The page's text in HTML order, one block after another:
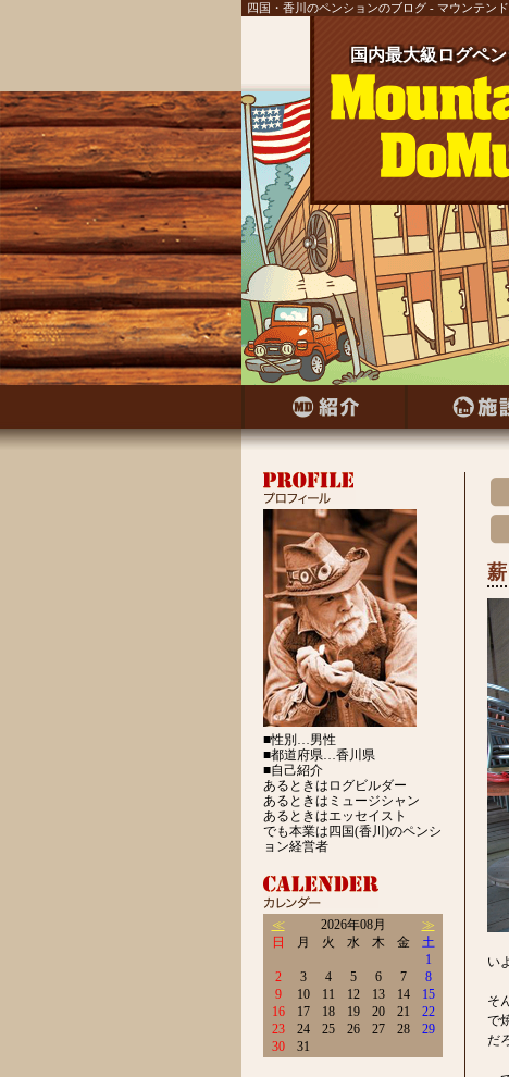
四国・香川のペンションのブログ - マウンテン
国内最大級ログペ
国内最大級ログペン
国内最大級ログペ
国内最大級ログペ
国内最大級ログペ
国内最大級ログペ
国内最大級ログペ
国内最大級ログペ
国内最大級ログペン
国内最大級ログペ
国内最大級ログペ
国内最大級ログペ
国内最大級ログペ
国内最大級ログペ
国内最大級ログペ
国内最大級ログペ
国内最大級ログペ
国内最大級ログペ
国内最大級ログペ
国内最大級ログペ
国内最大級ログペ
国内最大級ログペ
国内最大級ログペ
国内最大級ログペ
国内最大級ログペ
■性別…男性
■都道府県…香川県
■自己紹介
あるときはログビルダー
あるときはミュージシャン
あるときはエッセイスト
でも本業は四国(香川)のペンシ
ョン経営者
≪ 2026年08月
≫
日
月 火 水 木 金
土
1
2
3 4 5 6 7
8
9
10 11 12 13 14
15
16
17 18 19 20 21
22
23
24 25 26 27 28
29
30
31
い
そ
で
だ